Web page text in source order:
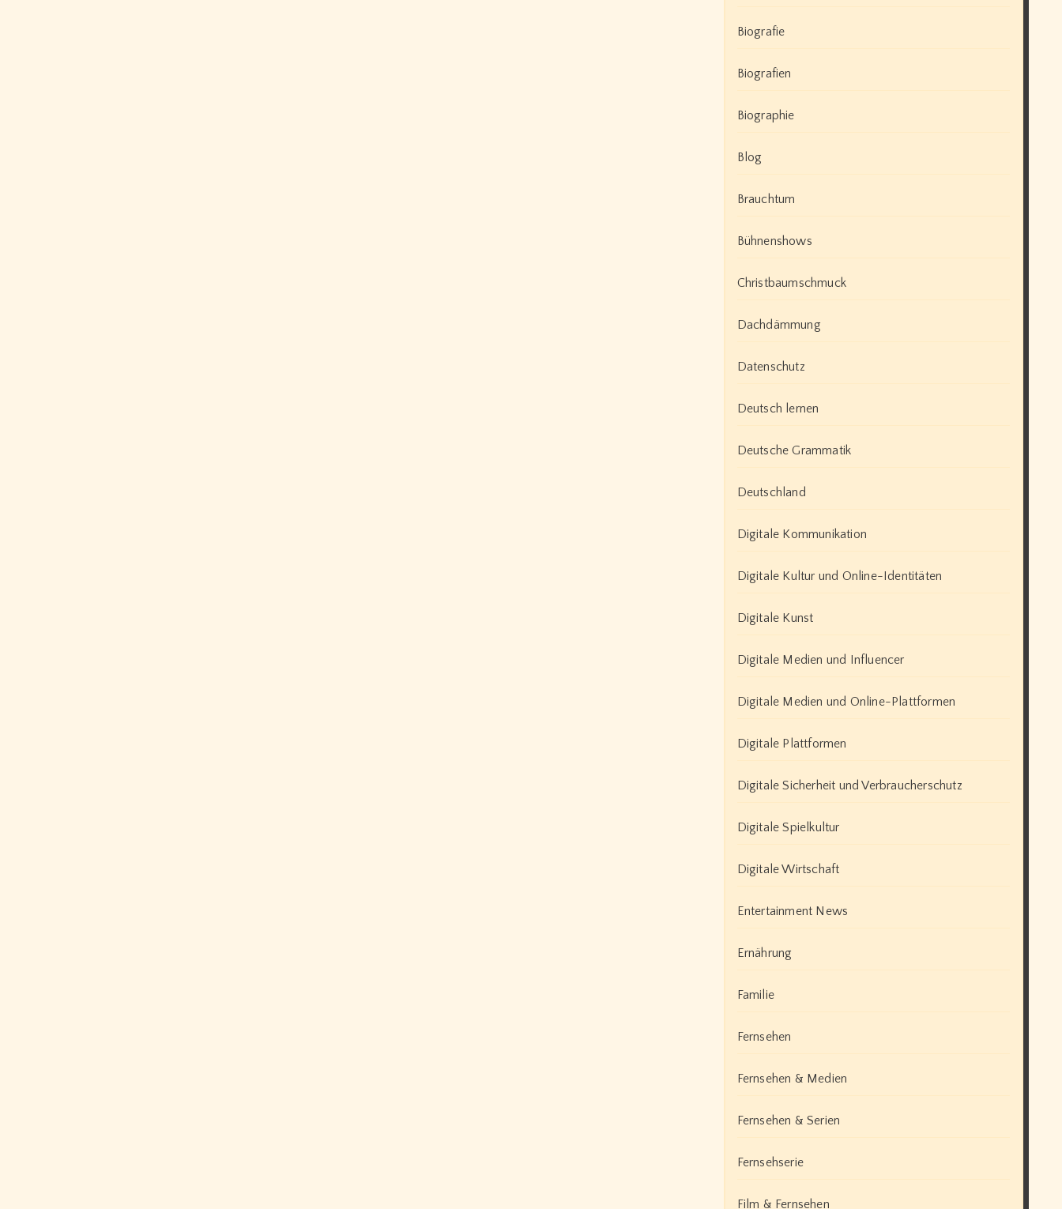
Biografie
Biografien
Biographie
Blog
Brauchtum
Bühnenshows
Christbaumschmuck
Dachdämmung
Datenschutz
Deutsch lernen
Deutsche Grammatik
Deutschland
Digitale Kommunikation
Digitale Kultur und Online-Identitäten
Digitale Kunst
Digitale Medien und Influencer
Digitale Medien und Online-Plattformen
Digitale Plattformen
Digitale Sicherheit und Verbraucherschutz
Digitale Spielkultur
Digitale Wirtschaft
Entertainment News
Ernährung
Familie
Fernsehen
Fernsehen & Medien
Fernsehen & Serien
Fernsehserie
Film & Fernsehen